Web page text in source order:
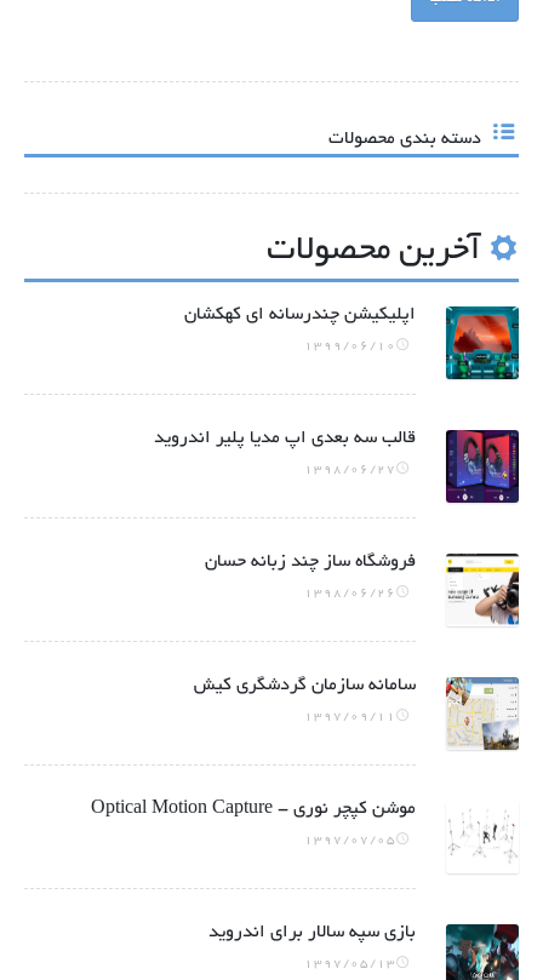
دسته بندی محصولات
آخرین محصولات
اپلیکیشن چندرسانه ای کهکشان
1399/06/10
قالب سه بعدی اپ مدیا پلیر اندروید
1398/06/27
فروشگاه ساز چند زبانه حسان
1398/06/26
سامانه سازمان گردشگری کیش
1397/09/11
موشن کپچر نوری - Optical Motion Capture
1397/07/05
بازی سپه سالار برای اندروید
1397/05/13